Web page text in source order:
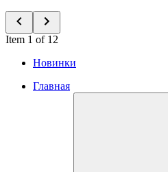
Item 1 of 12
Новинки
Главная